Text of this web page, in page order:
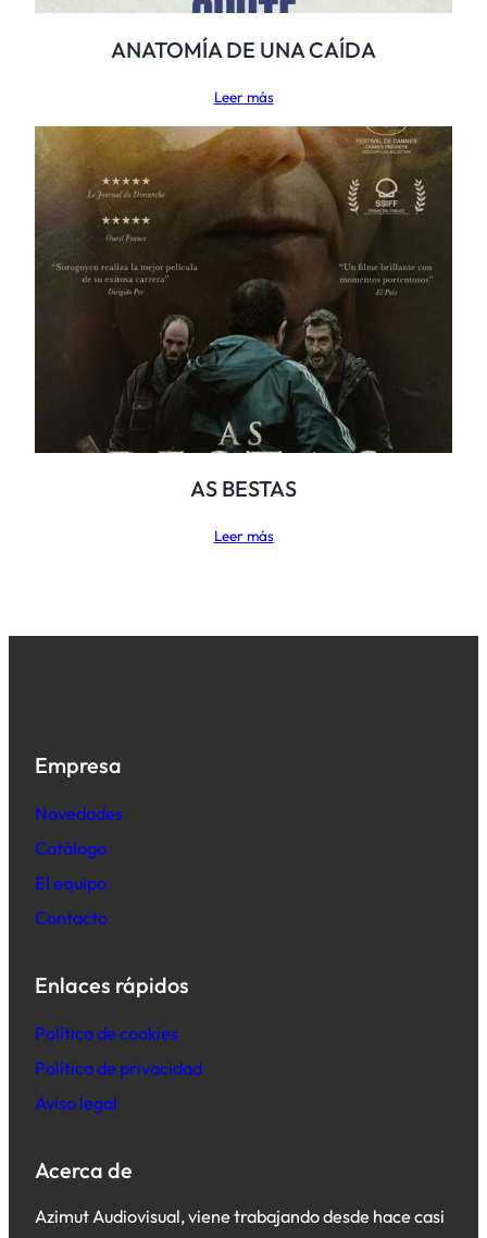
ANATOMÍA DE UNA CAÍDA
Leer más
AS BESTAS
Leer más
Empresa
Novedades
Catálogo
El equipo
Contacto
Enlaces rápidos
Política de cookies
Política de privacidad
Aviso legal
Acerca de
Azimut Audiovisual, viene trabajando desde hace casi